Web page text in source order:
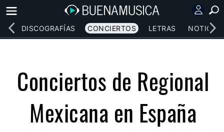
DISCOGRAFÍAS CONCIERTOS LETRAS NOTICIAS
Conciertos de Regional
Mexicana en España